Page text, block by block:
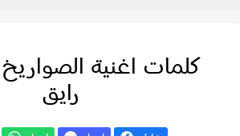
كلمات اغنية
رايق